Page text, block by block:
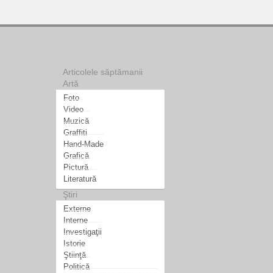
Articolele săptămanii
Artă
Foto
Video
Muzică
Graffiti
Hand-Made
Grafică
Pictură
Literatură
Ştiri
Externe
Interne
Investigaţii
Istorie
Ştiinţă
Politică